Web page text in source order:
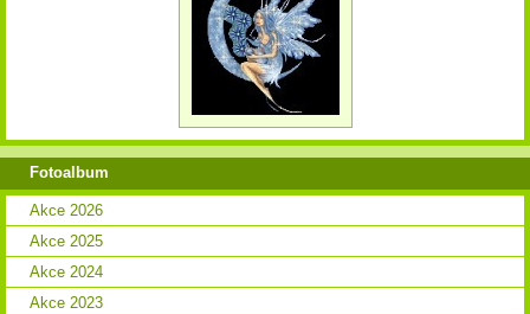
Fotoalbum
Akce 2026
Akce 2025
Akce 2024
Akce 2023